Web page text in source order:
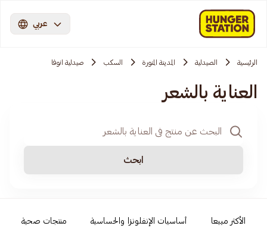
عربي
الرئيسية الصيدلية المدينة المنورة السكب صيدلية انوفا
العناية بالشعر
ابحث
الأكثر مبيعا أساسيات الإنفلونزا والحساسية منتجات صحية